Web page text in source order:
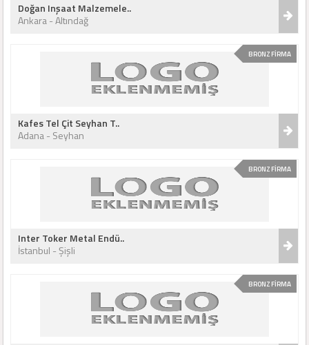
Doğan Inşaat Malzemele..
Ankara - Altındağ
BRONZ FİRMA
Kafes Tel Çit Seyhan T..
Adana - Seyhan
BRONZ FİRMA
Inter Toker Metal Endü..
İstanbul - Şişli
BRONZ FİRMA